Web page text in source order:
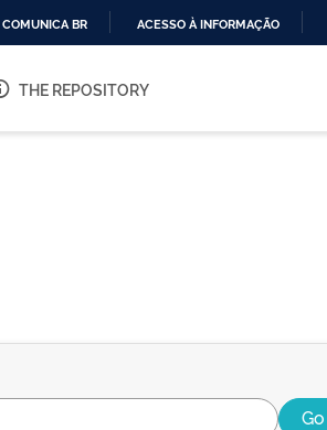
O
COMUNICA BR ACESSO À INFORMAÇÃO
THE REPOSITORY